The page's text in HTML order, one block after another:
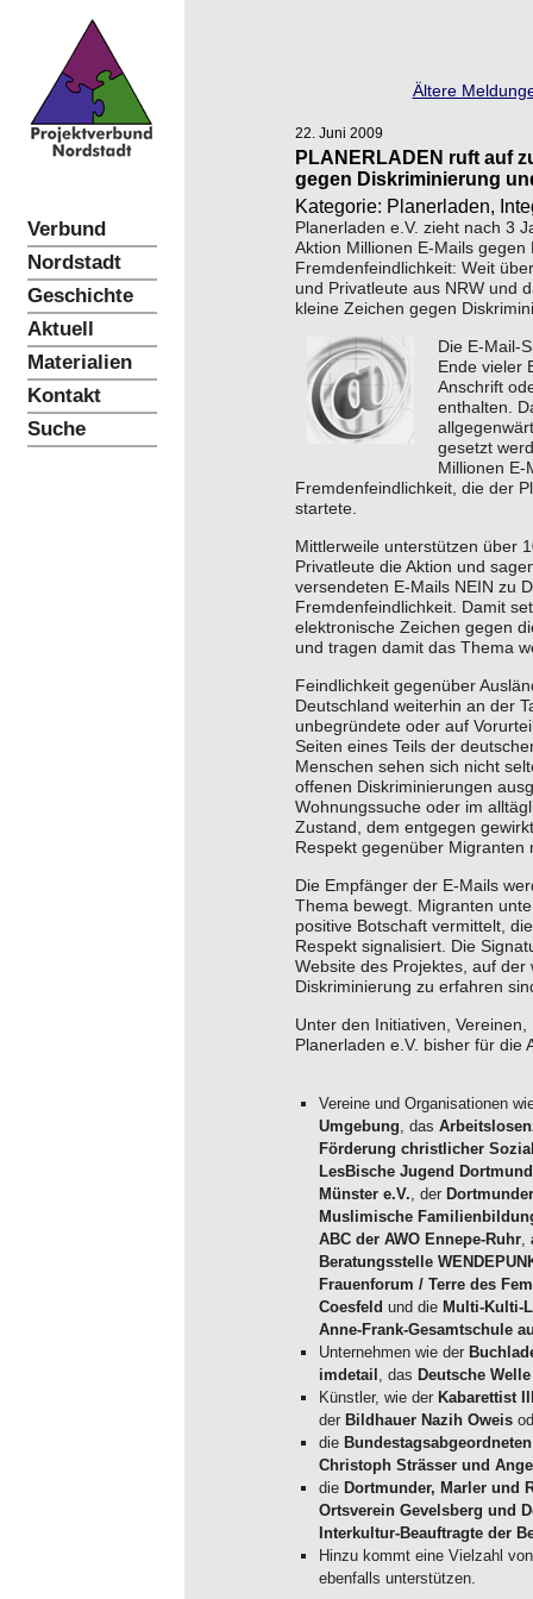
Verbund
Nordstadt
Geschichte
Aktuell
Materialien
Kontakt
Suche
Ältere
22. Juni 2009
PLANERLADEN ruft auf
gegen Diskriminierung
Kategorie: Planerladen,
Planerladen e.V. zieht nach 3
Aktion Millionen E-Mails
Fremdenfeindlichkeit: Weit
und Privatleute aus NRW und
kleine Zeichen gegen
Die E-Mail-
Ende vieler
Anschrift
enthalten.
gesetzt
Millionen
Fremdenfeindlichkeit, die der
startete.
Mittlerweile unterstützen über
Privatleute die Aktion und
versendeten E-Mails NEIN zu
Fremdenfeindlichkeit. Damit
elektronische Zeichen gegen
und tragen damit das Thema
Feindlichkeit gegenüber
Deutschland weiterhin an der
unbegründete oder auf
Seiten eines Teils der
Menschen sehen sich nicht
offenen Diskriminierungen
Wohnungssuche oder im
Zustand, dem entgegen
Respekt gegenüber Migranten
Die Empfänger der E-Mails
Thema bewegt. Migranten
positive Botschaft vermittelt,
Respekt signalisiert. Die
Website des Projektes, auf
Diskriminierung zu erfahren
Unter den Initiativen,
Planerladen e.V. bisher für die
Vereine und Organisationen
Umgebung, das
Förderung christlicher
LesBische Jugend Dortmund
Münster e.V., der
Muslimische
ABC der AWO Ennepe-Ruhr,
Beratungsstelle
Frauenforum / Terre des
Coesfeld und die Multi-Kulti-
Anne-Frank-Gesamtschule
Unternehmen wie der
imdetail , das Deutsche
Künstler, wie der Kabarettist
der Bildhauer Nazih Oweis
die
Christoph Strässer und
die Dortmunder, Marler und
Ortsverein Gevelsberg und
Interkultur-Beauftragte der
Hinzu kommt eine Vielzahl
ebenfalls unterstützen.